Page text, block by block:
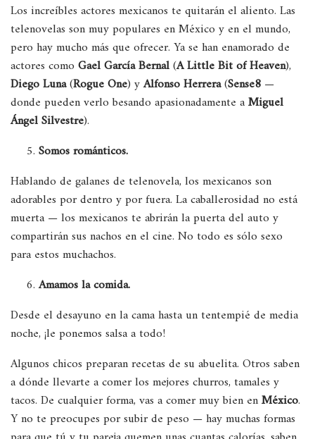
Los increíbles actores mexicanos te quitarán el aliento. Las
telenovelas son muy populares en México y en el mundo,
pero hay mucho más que ofrecer. Ya se han enamorado de
actores como Gael García Bernal(ALittle Bit of Heaven),
Diego Luna(Rogue One) yAlfonso Herrera(Sense8 —
donde pueden verlo besando apasionadamente aMiguel
Ángel Silvestre).
Somos románticos.
Hablando de galanes de telenovela, los mexicanos son
adorables por dentro y por fuera. La caballerosidad no está
muerta — los mexicanos te abrirán la puerta del auto y
compartirán sus nachos en el cine. No todo es sólo sexo
para estos muchachos.
Amamos la comida.
Desde el desayuno en la cama hasta un tentempié de media
noche, ¡le ponemos salsa a todo!
Algunos chicos preparan recetas de su abuelita. Otros saben
a dónde llevarte a comer los mejores churros, tamales y
tacos. De cualquier forma, vas a comer muy bien enMéxico.
Y no te preocupes por subir de peso — hay muchas formas